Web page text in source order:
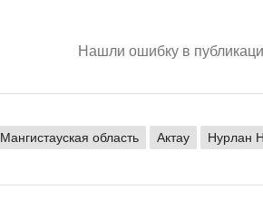
Нашли ошибку в
Мангистауская область Актау Нурлан